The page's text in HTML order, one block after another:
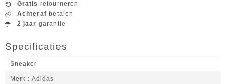
Gratis retourneren
Achteraf betalen
2 jaar garantie
Specificaties
Sneaker
Merk Adidas